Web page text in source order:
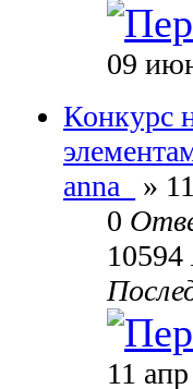
09
Конкурс
anna_
»
0
10594
11